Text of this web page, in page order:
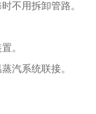
不用拆卸管路。
。
汽系统联接。